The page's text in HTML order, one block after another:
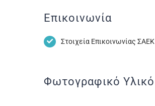
Επικοινωνία
Στοιχεία Επικοινωνίας ΣΑΕΚ
Φωτογραφικό Υλικό